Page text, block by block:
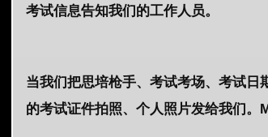
考试信息告知我们的工作人员。
当我们把思培枪手、考试考场、考试
的考试证件拍照、个人照片发给我们。